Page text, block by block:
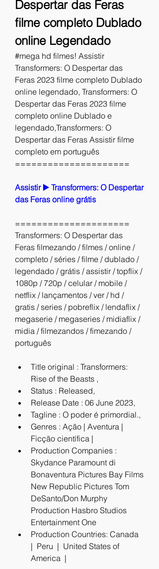
Despertar das Feras
filme completo Dublado
online Legendado
#mega hd filmes! Assistir
Transformers: O Despertar das
Feras 2023 filme completo Dublado
online legendado, Transformers: O
Despertar das Feras 2023 filme
completo online Dublado e
legendado,Transformers: O
Despertar das Feras Assistir filme
completo em português
=====================
Assistir ▶️ Transformers: O Despertar
das Feras online grátis
=====================
Transformers: O Despertar das
Feras filmezando / filmes / online /
completo / séries / filme / dublado /
legendado / grátis / assistir / topflix /
1080p / 720p / celular / mobile /
netflix / lançamentos / ver / hd /
gratis / series / pobreflix / lendaflix /
megaserie / megaseries / midiaflix /
midia / filmezandos / fimezando /
português
Title original : Transformers:
Rise of the Beasts ,
Status : Released,
Release Date : 06 June 2023,
Tagline : O poder é primordial.,
Genres : Ação | Aventura |
Ficção científica |
Production Companies :
Skydance Paramount di
Bonaventura Pictures Bay Films
New Republic Pictures Tom
DeSanto/Don Murphy
Production Hasbro Studios
Entertainment One
Production Countries: Canada
|  Peru  |  United States of
America  |